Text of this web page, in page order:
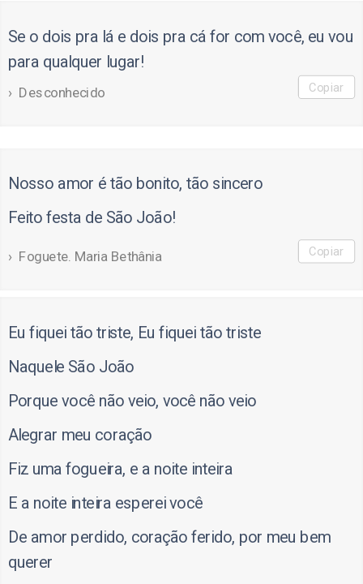
Se o dois pra lá e dois pra cá for com você, eu vou
para qualquer lugar!
Desconhecido Copiar
Nosso amor é tão bonito, tão sincero
Feito festa de São João!
Foguete. Maria Bethânia Copiar
Eu fiquei tão triste, Eu fiquei tão triste
Naquele São João
Porque você não veio, você não veio
Alegrar meu coração
Fiz uma fogueira, e a noite inteira
E a noite inteira esperei você
De amor perdido, coração ferido, por meu bem
querer